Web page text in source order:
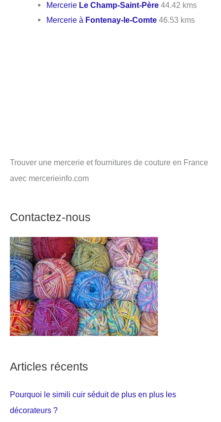
Mercerie Le Champ-Saint-Père 44.42 kms
Mercerie à Fontenay-le-Comte 46.53 kms
Trouver une mercerie et fournitures de couture en France
avec mercerieinfo.com
Contactez-nous
Articles récents
Pourquoi le simili cuir séduit de plus en plus les
décorateurs ?